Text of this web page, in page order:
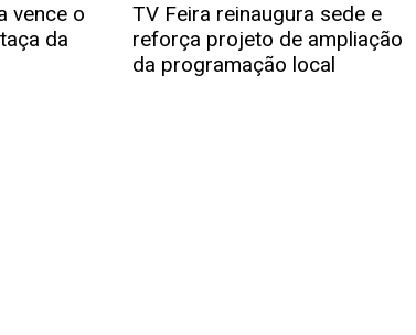
vence o
da
TV Feira reinaugura sede e
reforça projeto de ampliação
da programação local